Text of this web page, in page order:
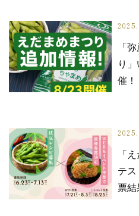
「
り
催！
「
テス
票結